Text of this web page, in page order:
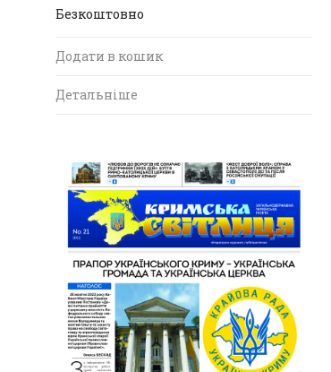
Безкоштовно
Додати в кошик
Детальніше